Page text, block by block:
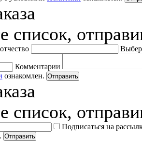
список,
Комментарии
ознакомлен. Отправить
список,
Подписаться на
Отправить